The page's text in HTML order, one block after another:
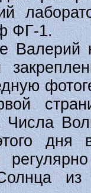
ФГ-1.
дня в
из